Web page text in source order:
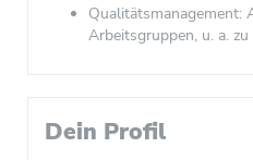
Qualitätsmanagement:
Arbeitsgruppen, u. a.
Dein Profil